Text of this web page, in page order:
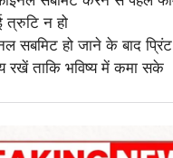
त्रुटि न हो
सबमिट हो जाने के बाद
रखें ताकि भविष्य में कमा सके